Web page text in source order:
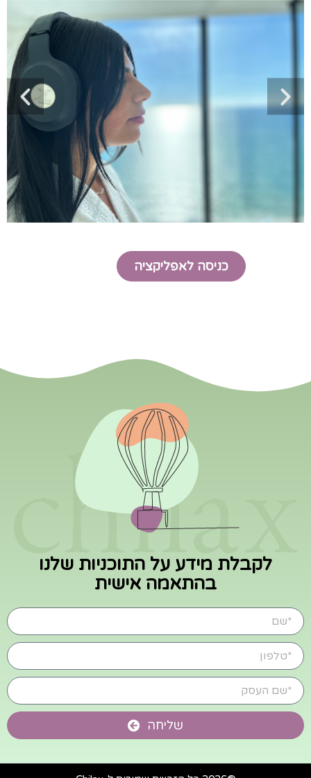
כניסה לאפליקציה
לקבלת מידע על התוכניות שלנו
בהתאמה אישית
שליחה